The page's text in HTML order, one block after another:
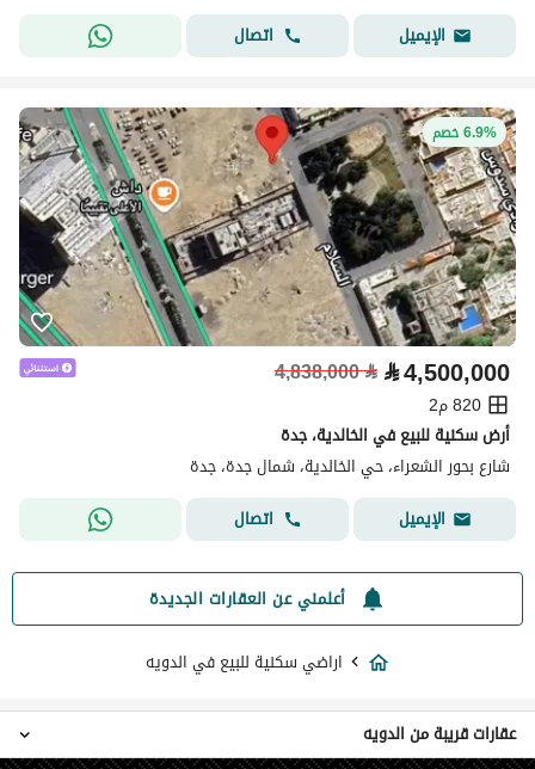
الإيميل
اتصال
6.9% خصم
⃁4,500,000
⃁
4,838,000
820 م2
أرض سكنية للبيع في الخالدية، جدة
شارع بحور الشعراء، حي الخالدية، شمال جدة، جدة
الإيميل
اتصال
أعلمني عن العقارات الجديدة
اراضي سكنية للبيع في الدويه
عقارات قريبة من الدويه